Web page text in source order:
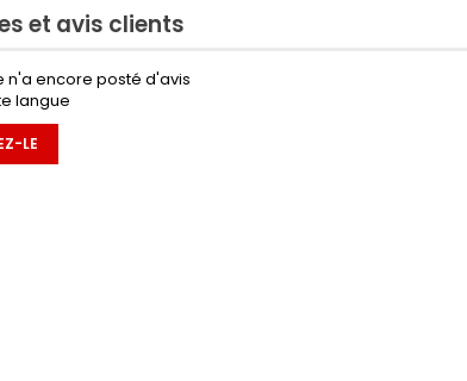
et avis clients
n'a encore posté d'avis
langue
LE